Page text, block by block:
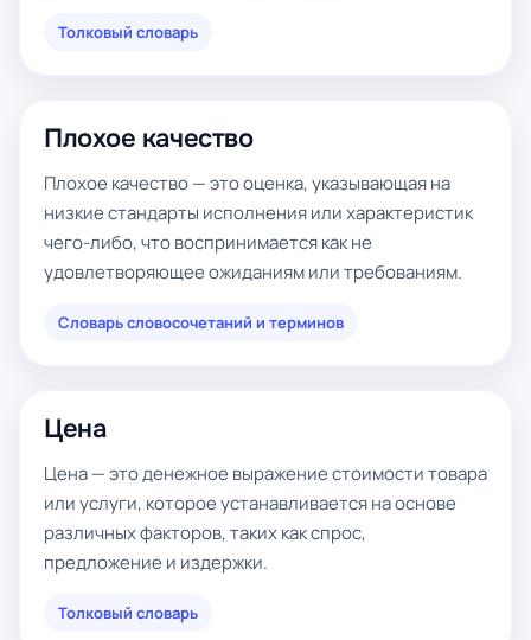
Толковый словарь
Плохое качество
Плохое качество — это оценка, указывающая на
низкие стандарты исполнения или характеристик
чего-либо, что воспринимается как не
удовлетворяющее ожиданиям или требованиям.
Словарь словосочетаний и терминов
Цена
Цена — это денежное выражение стоимости товара
или услуги, которое устанавливается на основе
различных факторов, таких как спрос,
предложение и издержки.
Толковый словарь